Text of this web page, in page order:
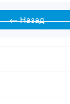
Назад